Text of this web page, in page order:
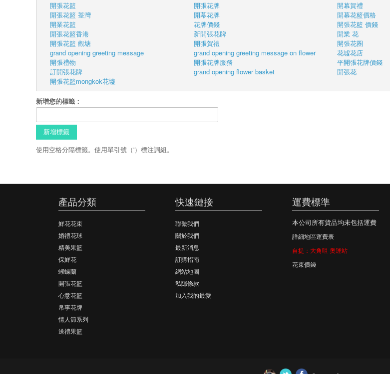
開張花籃 開張花牌 開幕賀禮
開張花籃 荃灣
開幕花牌 開幕花籃價格
開業花籃
花牌價錢 開張花籃 價錢
開張花籃香港
新開張花牌 開業 花
開張花籃 觀塘
開張賀禮 開張花圈
grand opening greeting message
grand opening greeting message on flower 花墟花店
開張禮物
開張花牌服務 平開張花牌價錢
訂開張花牌
grand opening flower basket 開張花
開張花籃mongkok花墟
新增您的標籤：
新增標籤
使用空格分隔標籤。使用單引號（'）標注詞組。
產品分類
鮮花花束
婚禮花球
精美果籃
保鮮花
蝴蝶蘭
開張花籃
心意花籃
帛事花牌
情人節系列
送禮果籃
快速鏈接
聯繫我們
關於我們
最新消息
訂購指南
網站地圖
私隱條款
加入我的最愛
運費標準
本公司所有貨品均未包括運費
詳細地區運費表
自提：大角咀 奧運站
花束價錢